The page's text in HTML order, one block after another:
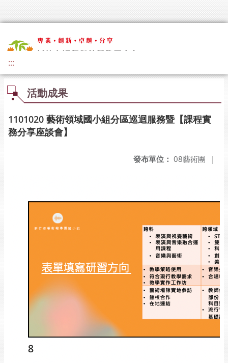
:::
活動成果
1101020 藝術領域國小組分區巡迴服務暨【課程實
務分享座談會】
發布單位： 08藝術團 |